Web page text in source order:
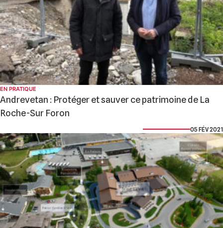
EN PRATIQUE
Andrevetan : Protéger et sauver ce patrimoine de La
Roche-Sur Foron
05 FÉV 2021